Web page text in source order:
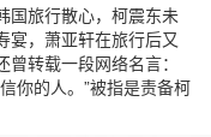
国旅行散心，柯震东未
宴，萧亚轩在旅行后又
转载一段网络名言：
你的人。”被指是责备柯